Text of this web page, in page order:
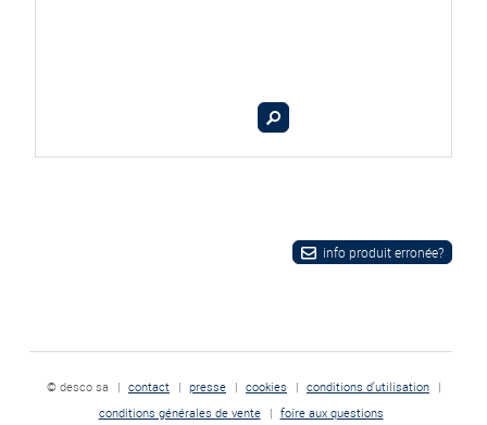
info produit erronée?
© desco sa | contact | presse | cookies | conditions d'utilisation |
conditions générales de vente
| foire aux questions